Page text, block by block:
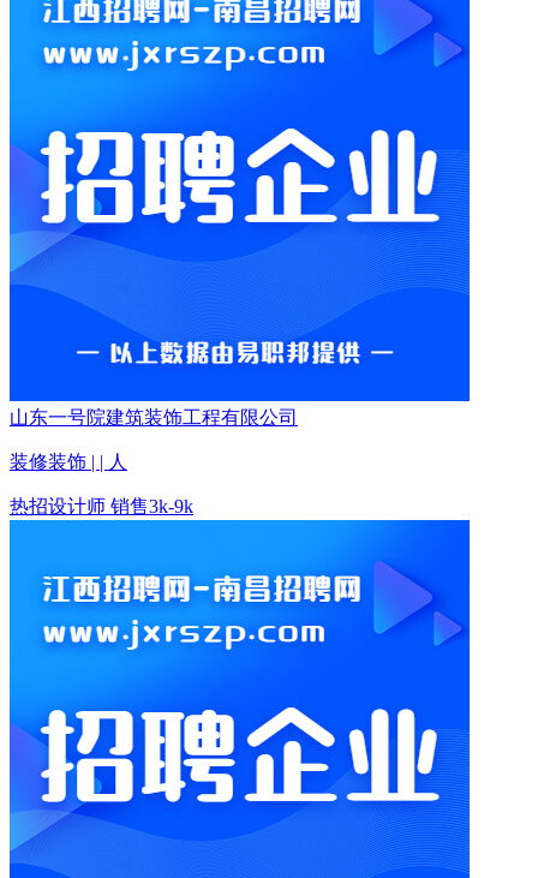
山东一号院建筑装饰工程有限公司
装修装饰 | | 人
热招设计师 销售3k-9k